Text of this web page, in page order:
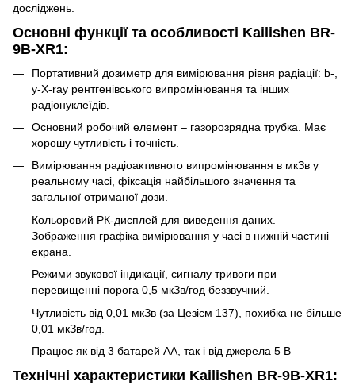
досліджень.
Основні функції та особливості Kailishen BR-
9B-XR1:
Портативний дозиметр для вимірювання рівня радіації: b-,
y-X-ray рентгенівського випромінювання та інших
радіонуклеїдів.
Основний робочий елемент – газорозрядна трубка. Має
хорошу чутливість і точність.
Вимірювання радіоактивного випромінювання в мкЗв у
реальному часі, фіксація найбільшого значення та
загальної отриманої дози.
Кольоровий РК-дисплей для виведення даних.
Зображення графіка вимірювання у часі в нижній частині
екрана.
Режими звукової індикації, сигналу тривоги при
перевищенні порога 0,5 мкЗв/год беззвучний.
Чутливість від 0,01 мкЗв (за Цезієм 137), похибка не більше
0,01 мкЗв/год.
Працює як від 3 батарей АА, так і від джерела 5 В
Технічні характеристики Kailishen BR-9B-XR1: